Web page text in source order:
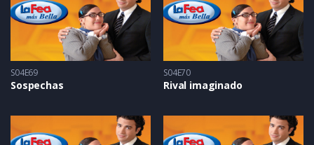
S04E69
Sospechas
S04E70
Rival imaginado